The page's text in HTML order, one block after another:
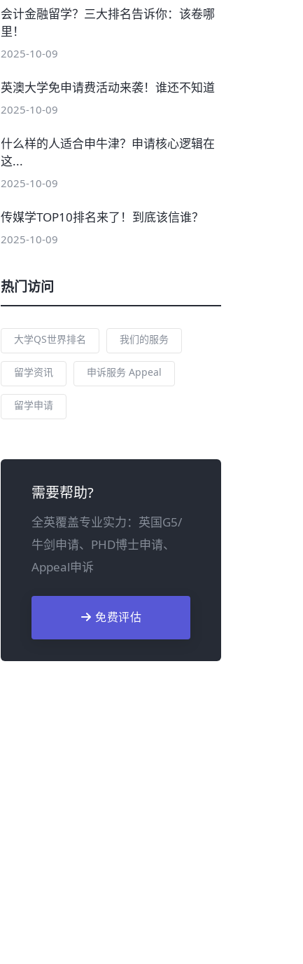
会计金融留学？三大排名告诉你：该卷哪
里！
2025-10-09
英澳大学免申请费活动来袭！谁还不知道
2025-10-09
什么样的人适合申牛津？申请核心逻辑在
这...
2025-10-09
传媒学TOP10排名来了！到底该信谁？
2025-10-09
热门访问
大学QS世界排名 我们的服务
留学资讯 申诉服务 Appeal
留学申请
需要帮助?
全英覆盖专业实力：英国G5/
牛剑申请、PHD博士申请、
Appeal申诉
免费评估